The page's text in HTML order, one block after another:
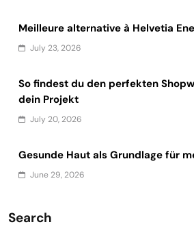
Meilleure alternative à Helvetia
July 23, 2026
So findest du den perfekten
dein Projekt
July 20, 2026
Gesunde Haut als Grundlage für
June 29, 2026
Search